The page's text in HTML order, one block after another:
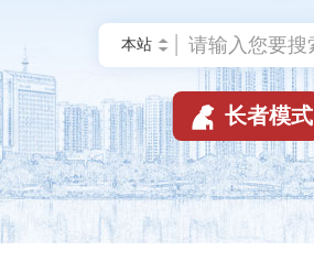
 长者模式